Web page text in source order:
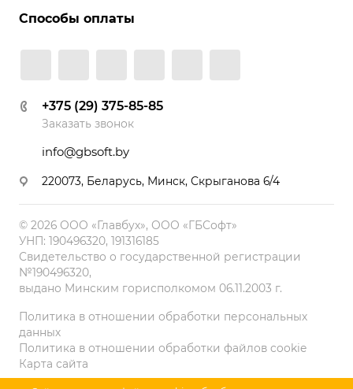
Способы оплаты
+375 (29) 375-85-85
Заказать звонок
info@gbsoft.by
220073, Беларусь, Минск, Скрыганова 6/4
© 2026 ООО «Главбух», ООО «ГБСофт»
УНП: 190496320, 191316185
Свидетельство о государственной регистрации
№190496320,
выдано Минским горисполкомом 06.11.2003 г.
Политика в отношении обработки персональных
данных
Политика в отношении обработки файлов cookie
Карта сайта